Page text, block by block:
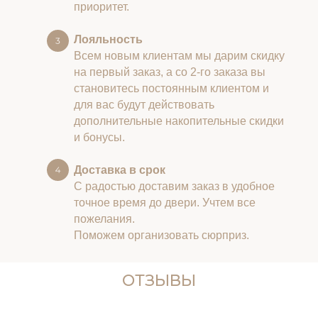
приоритет.
Лояльность
Всем новым клиентам мы дарим скидку
на первый заказ, а со 2-го заказа вы
становитесь постоянным клиентом и
для вас будут действовать
дополнительные накопительные скидки
и бонусы.
Доставка в срок
С радостью доставим заказ в удобное
точное время до двери. Учтем все
пожелания.
Поможем организовать сюрприз.
ОТЗЫВЫ